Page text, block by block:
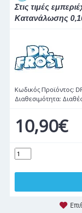
Στις τιμές
Κατανάλωσης
Κωδικός Προϊόντος:
Διαθεσιμότητα:
10,90€